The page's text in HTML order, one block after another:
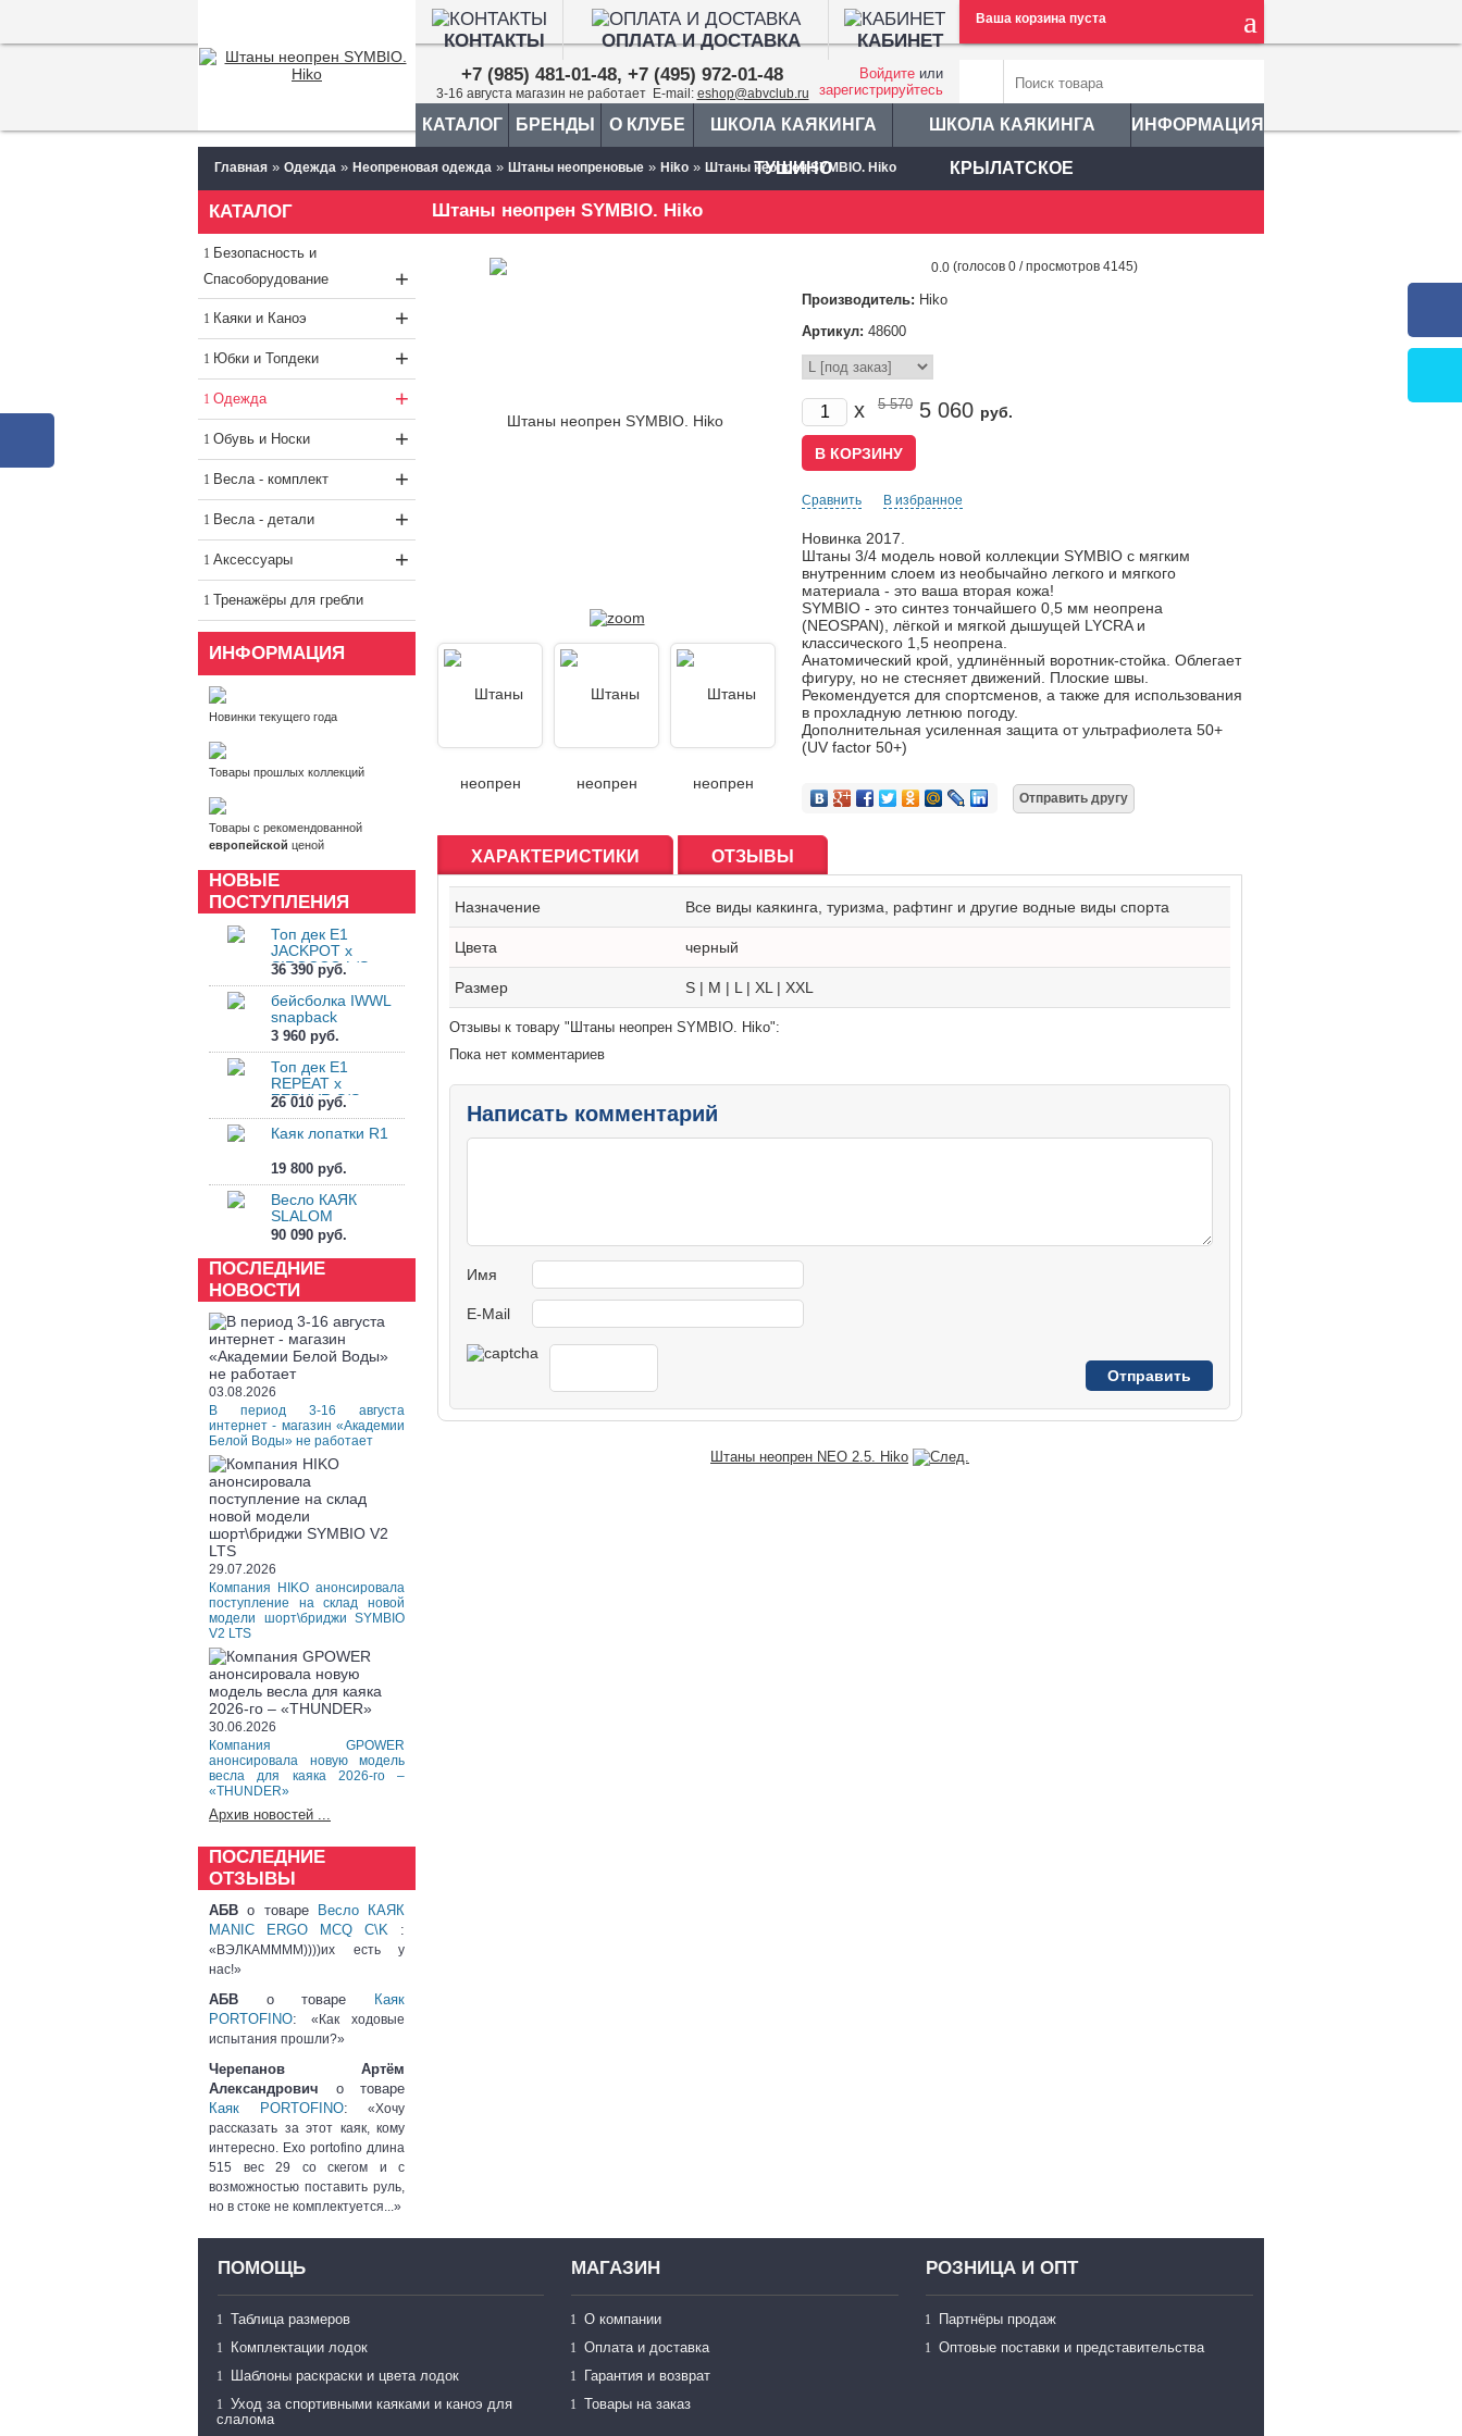
КОНТАКТЫ ОПЛАТА И ДОСТАВКА КАБИНЕТ
Ваша корзина пуста
+7 (985) 481-01-48, +7 (495) 972-01-48
3-16 августа магазин не работает E-mail: eshop@abvclub.ru
Войдите или
зарегистрируйтесь
КАТАЛОГ БРЕНДЫ О КЛУБЕ ШКОЛА КАЯКИНГА
ТУШИНО
ШКОЛА КАЯКИНГА
КРЫЛАТСКОЕ
ИНФОРМАЦИЯ
Главная » Одежда » Неопреновая одежда » Штаны неопреновые » Hiko » Штаны неопрен SYMBIO. Hiko
КАТАЛОГ
Безопасность и
Спасоборудование
+
Каяки и Каноэ +
Юбки и Топдеки +
Одежда +
Обувь и Носки +
Весла - комплект +
Весла - детали +
Аксессуары +
Тренажёры для гребли
ИНФОРМАЦИЯ
Новинки текущего года
Товары прошлых коллекций
Товары с рекомендованной
европейской ценой
НОВЫЕ
ПОСТУПЛЕНИЯ
Топ дек E1
JACKPOT x
SIROCCO L/S
Tpdck
36 390 руб.
бейсболка IWWL
snapback
3 960 руб.
Топ дек E1
REPEAT x
ZEPHYR S/S
Tpdck
26 010 руб.
Каяк лопатки R1
19 800 руб.
Весло КАЯК
SLALOM
90 090 руб.
ПОСЛЕДНИЕ
НОВОСТИ
03.08.2026
В период 3-16 августа
интернет - магазин «Академии
Белой Воды» не работает
29.07.2026
Компания HIKO анонсировала
поступление на склад новой
модели шорт\бриджи SYMBIO
V2 LTS
30.06.2026
Компания GPOWER
анонсировала новую модель
весла для каяка 2026-го –
«THUNDER»
Архив новостей ...
ПОСЛЕДНИЕ
ОТЗЫВЫ
АБВ о товаре
Весло КАЯК
MANIC ERGO MCQ C\K :
«ВЭЛКАММММ))))их есть у
нас!»
АБВ о товаре
Каяк
PORTOFINO: «Как ходовые
испытания прошли?»
Черепанов Артём
Александрович о товаре
Каяк PORTOFINO: «Хочу
рассказать за этот каяк, кому
интересно. Exo portofino длина
515 вес 29 со скегом и с
возможностью поставить руль,
но в стоке не комплектуется...»
Штаны неопрен SYMBIO. Hiko
0.0 (голосов 0 / просмотров 4145)
Производитель: Hiko
Артикул: 48600
x 5 570 5 060 руб.
Сравнить В избранное
Новинка 2017.
Штаны 3/4 модель новой коллекции SYMBIO с мягким
внутренним слоем из необычайно легкого и мягкого
материала - это ваша вторая кожа!
SYMBIO - это синтез тончайшего 0,5 мм неопрена
(NEOSPAN), лёгкой и мягкой дышущей LYCRA и
классического 1,5 неопрена.
Анатомический крой, удлинённый воротник-стойка. Облегает
фигуру, но не стесняет движений. Плоские швы.
Рекомендуется для спортсменов, а также для использования
в прохладную летнюю погоду.
Дополнительная усиленная защита от ультрафиолета 50+
(UV factor 50+)
ХАРАКТЕРИСТИКИ ОТЗЫВЫ
Назначение Все виды каякинга, туризма, рафтинг и другие водные виды спорта
Цвета черный
Размер S | M | L | XL | XXL
Отзывы к товару "Штаны неопрен SYMBIO. Hiko":
Пока нет комментариев
Написать комментарий
Имя
E-Mail
Штаны неопрен NEO 2.5. Hiko
ПОМОЩЬ
Таблица размеров
Комплектации лодок
Шаблоны раскраски и цвета лодок
Уход за спортивными каяками и каноэ для
слалома
МАГАЗИН
О компании
Оплата и доставка
Гарантия и возврат
Товары на заказ
РОЗНИЦА И ОПТ
Партнёры продаж
Оптовые поставки и представительства